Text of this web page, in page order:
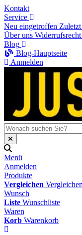
Kontakt
Service
Neu eingetroffen Zuletzt
Über uns Widerrufsrecht
Blog
Blog-Hauptseite
Anmelden
Menü
Anmelden
Produkte
Vergleichen Vergleichen
Wunsch
Liste Wunschliste
Waren
Korb Warenkorb